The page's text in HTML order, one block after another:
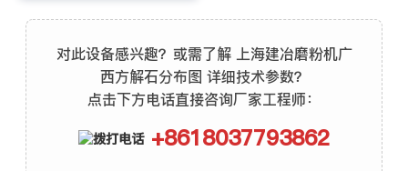
对此设备感兴趣？或需了解 上海建冶磨粉机广
西方解石分布图 详细技术参数？
点击下方电话直接咨询厂家工程师：
+8618037793862